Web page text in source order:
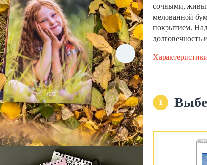
сочными,
мелованной
покрытием.
долговечность
Характеристики
1